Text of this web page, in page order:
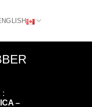
:
–